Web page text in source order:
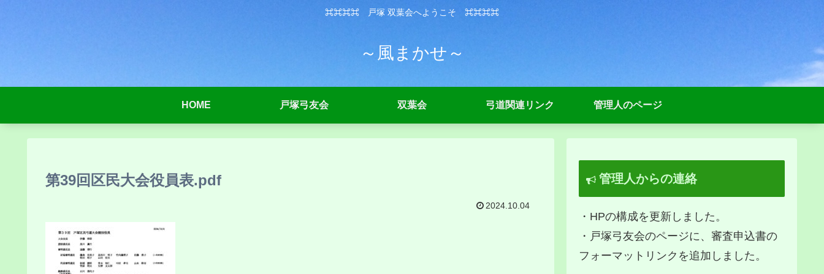
⌘⌘⌘⌘ 戸塚 双葉会へようこそ ⌘⌘⌘⌘
～風まかせ～
HOME 戸塚弓友会 双葉会 弓道関連リンク 管理人のページ
第39回区民大会役員表.pdf
2024.10.04
管理人からの連絡
・HPの構成を更新しました。
・戸塚弓友会のページに、審査申込書の
フォーマットリンクを追加しました。